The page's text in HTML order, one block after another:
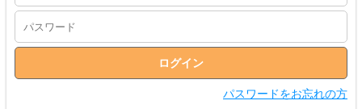
パスワードをお忘れの方